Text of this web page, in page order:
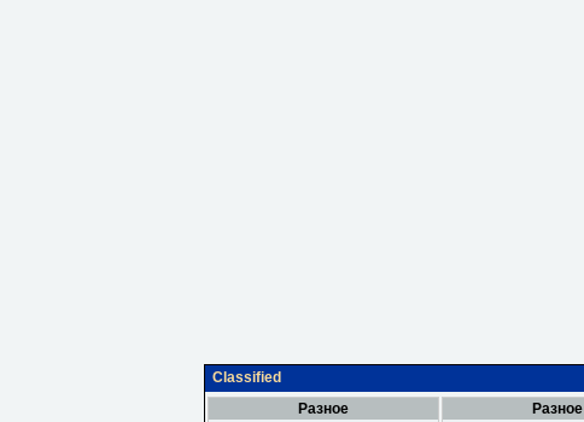
Classified
Разное
Разное